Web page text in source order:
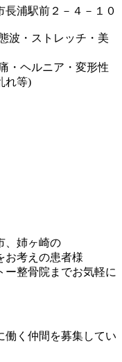
浦駅前２－４－１０
波・ストレッチ・美
・ヘルニア・変形性
れ等)
、姉ヶ崎の
お考えの患者様
ー整骨院までお気軽に
く仲間を募集してい